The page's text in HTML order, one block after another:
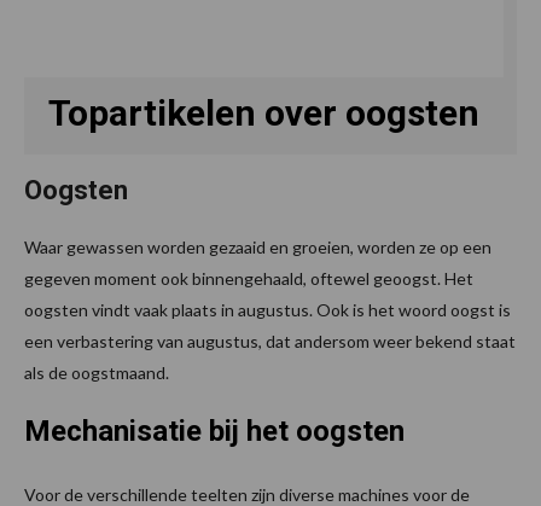
Topartikelen over oogsten
Oogsten
Waar gewassen worden gezaaid en groeien, worden ze op een
gegeven moment ook binnengehaald, oftewel geoogst. Het
oogsten vindt vaak plaats in augustus. Ook is het woord oogst is
een verbastering van augustus, dat andersom weer bekend staat
als de oogstmaand.
Mechanisatie bij het oogsten
Voor de verschillende teelten zijn diverse machines voor de